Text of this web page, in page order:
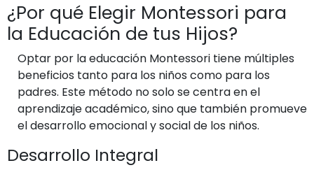
¿Por qué Elegir Montessori para
la Educación de tus Hijos?
Optar por la educación Montessori tiene múltiples
beneficios tanto para los niños como para los
padres. Este método no solo se centra en el
aprendizaje académico, sino que también promueve
el desarrollo emocional y social de los niños.
Desarrollo Integral